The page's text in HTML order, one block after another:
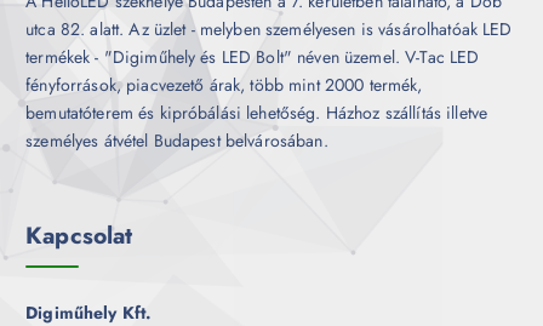
utca 82. alatt. Az üzlet - melyben személyesen is vásárolhatóak LED
termékek - "Digiműhely és LED Bolt" néven üzemel. V-Tac LED
fényforrások, piacvezető árak, több mint 2000 termék,
bemutatóterem és kipróbálási lehetőség. Házhoz szállítás illetve
személyes átvétel Budapest belvárosában.
Kapcsolat
Digiműhely Kft.